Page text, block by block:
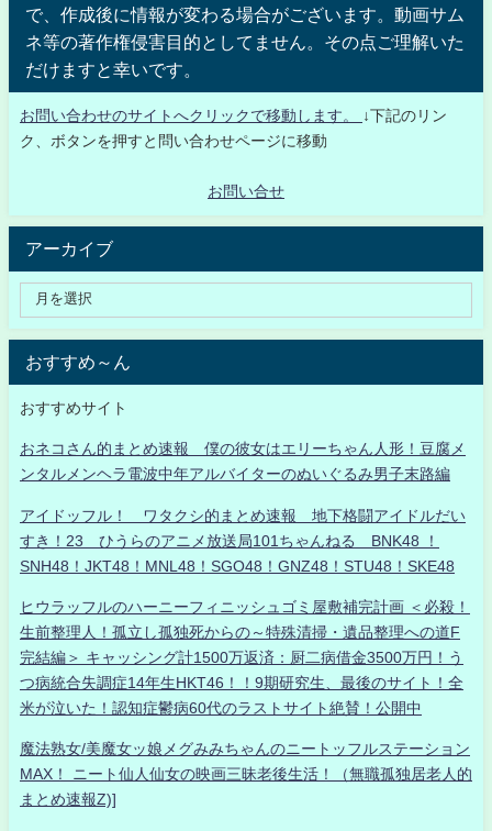
で、作成後に情報が変わる場合がございます。動画サム
ネ等の著作権侵害目的としてません。その点ご理解いた
だけますと幸いです。
お問い合わせのサイトへクリックで移動します。
↓下記のリン
ク、ボタンを押すと問い合わせページに移動
お問い合せ
アーカイブ
おすすめ～ん
おすすめサイト
おネコさん的まとめ速報 僕の彼女はエリーちゃん人形！豆腐メ
ンタルメンヘラ電波中年アルバイターのぬいぐるみ男子末路編
アイドッフル！ ワタクシ的まとめ速報 地下格闘アイドルだい
すき！23 ひうらのアニメ放送局101ちゃんねる BNK48 ！
SNH48！JKT48！MNL48！SGO48！GNZ48！STU48！SKE48
ヒウラッフルのハーニーフィニッシュゴミ屋敷補完計画 ＜必殺！
生前整理人！孤立し孤独死からの～特殊清掃・遺品整理への道F
完結編＞ キャッシング計1500万返済：厨二病借金3500万円！う
つ病統合失調症14年生HKT46！！9期研究生、最後のサイト！全
米が泣いた！認知症鬱病60代のラストサイト絶賛！公開中
魔法熟女/美魔女ッ娘メグみみちゃんのニートッフルステーション
MAX！ ニート仙人仙女の映画三昧老後生活！（無職孤独居老人的
まとめ速報Z)]